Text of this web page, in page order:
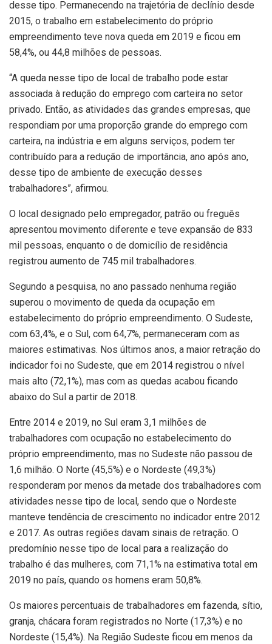
desse tipo. Permanecendo na trajetória de declínio desde
2015, o trabalho em estabelecimento do próprio
empreendimento teve nova queda em 2019 e ficou em
58,4%, ou 44,8 milhões de pessoas.
“A queda nesse tipo de local de trabalho pode estar
associada à redução do emprego com carteira no setor
privado. Então, as atividades das grandes empresas, que
respondiam por uma proporção grande do emprego com
carteira, na indústria e em alguns serviços, podem ter
contribuído para a redução de importância, ano após ano,
desse tipo de ambiente de execução desses
trabalhadores”, afirmou.
O local designado pelo empregador, patrão ou freguês
apresentou movimento diferente e teve expansão de 833
mil pessoas, enquanto o de domicílio de residência
registrou aumento de 745 mil trabalhadores.
Segundo a pesquisa, no ano passado nenhuma região
superou o movimento de queda da ocupação em
estabelecimento do próprio empreendimento. O Sudeste,
com 63,4%, e o Sul, com 64,7%, permaneceram com as
maiores estimativas. Nos últimos anos, a maior retração do
indicador foi no Sudeste, que em 2014 registrou o nível
mais alto (72,1%), mas com as quedas acabou ficando
abaixo do Sul a partir de 2018.
Entre 2014 e 2019, no Sul eram 3,1 milhões de
trabalhadores com ocupação no estabelecimento do
próprio empreendimento, mas no Sudeste não passou de
1,6 milhão. O Norte (45,5%) e o Nordeste (49,3%)
responderam por menos da metade dos trabalhadores com
atividades nesse tipo de local, sendo que o Nordeste
manteve tendência de crescimento no indicador entre 2012
e 2017. As outras regiões davam sinais de retração. O
predomínio nesse tipo de local para a realização do
trabalho é das mulheres, com 71,1% na estimativa total em
2019 no país, quando os homens eram 50,8%.
Os maiores percentuais de trabalhadores em fazenda, sítio,
granja, chácara foram registrados no Norte (17,3%) e no
Nordeste (15,4%). Na Região Sudeste ficou em menos da